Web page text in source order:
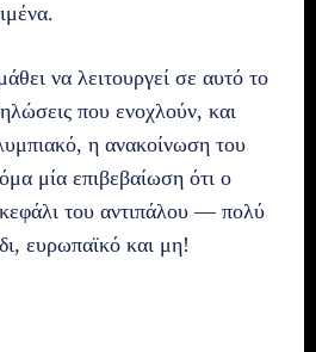
να λειτουργεί σε αυτό το
που ενοχλούν, και
η ανακοίνωση του
μία επιβεβαίωση ότι ο
κεφάλι του αντιπάλου — πολύ
ευρωπαϊκό και μη!